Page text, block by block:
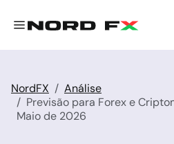
NordFX
Análise
Previsão para Forex e
Maio de 2026